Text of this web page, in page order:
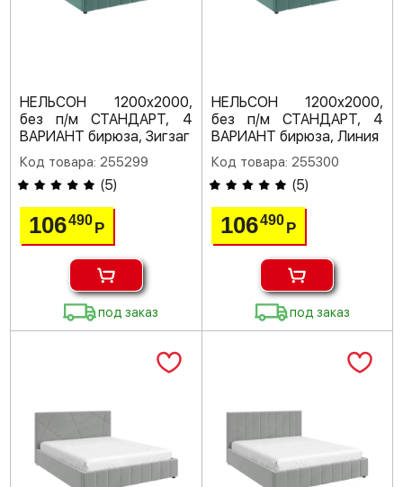
НЕЛЬСОН 1200х2000,
без п/м СТАНДАРТ, 4
ВАРИАНТ бирюза, Зигзаг
Код товара: 255299
(5)
106490Р
под заказ
НЕЛЬСОН 1200х2000,
без п/м СТАНДАРТ, 4
ВАРИАНТ бирюза, Линия
Код товара: 255300
(5)
106490 Р
под заказ